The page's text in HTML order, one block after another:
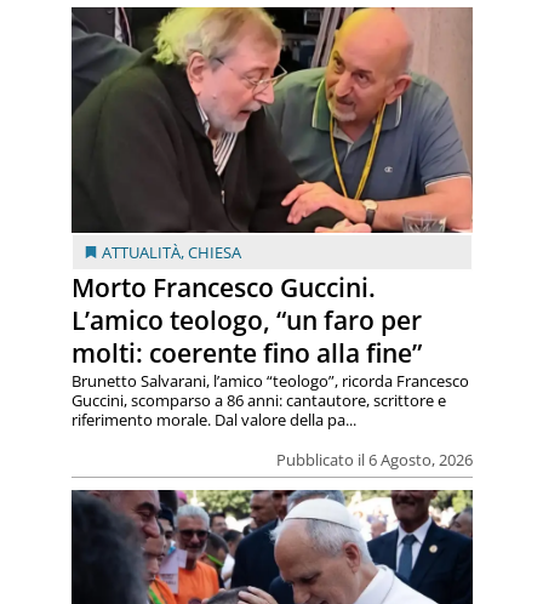
ATTUALITÀ,CHIESA
Morto Francesco Guccini.
L’amico teologo, “un faro per
molti: coerente fino alla fine”
Pubblicato il 6 Agosto, 2026
Brunetto Salvarani, l’amico “teologo”, ricorda Francesco
Guccini, scomparso a 86 anni: cantautore, scrittore e
riferimento morale. Dal valore della pa...